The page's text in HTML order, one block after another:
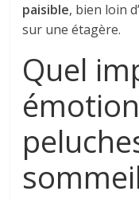
paisible, bien loin
sur une étagère.
Quel